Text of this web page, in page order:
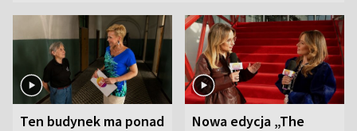
Ten budynek ma ponad
Nowa edycja „The